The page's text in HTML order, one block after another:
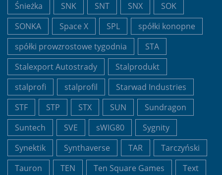
Śnieżka
SNK SNT SNX
SOK
SONKA
Space X SPL
spółki konopne
spółki prowzrostowe tygodnia
STA
Stalexport Autostrady
Stalprodukt
stalprofi
stalprofil
Starwad Industries
STF
STP STX SUN
Sundragon
Suntech
SVE sWIG80
Sygnity
Synektik
Synthaverse TAR
Tarczyński
Tauron
TEN Ten Square Games
Text